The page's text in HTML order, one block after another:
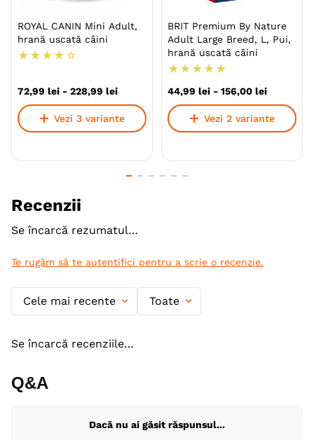
medie și mică.
Caini
Talie Toy (XS) Mica (S)
Medie (M) Mare (L)
Giant (XL)
Super-Premium
Aroma
Monoproteic
Metoda de preparare Uscata prin extrudare
Ambalaj Sac
Producator Monge & C. S.p.a.
ROYAL CANIN Mini Adult,
hrană uscată câini
★ ★ ★ ★ ☆
72,99 lei - 228,99 lei
Vezi 3 variante
BRIT Premium By Nature
Adult Large Breed, L, Pui,
hrană uscată câini
★ ★ ★ ★ ★
44,99 lei - 156,00 lei
Vezi 2 variante
Recenzii
Se încarcă rezumatul…
Te rugăm să te autentifici pentru a scrie o recenzie.
Cele mai recente Toate
Se încarcă recenziile…
Q&A
Dacă nu ai găsit răspunsul...